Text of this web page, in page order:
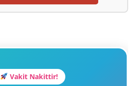
Vakit Nakittir!